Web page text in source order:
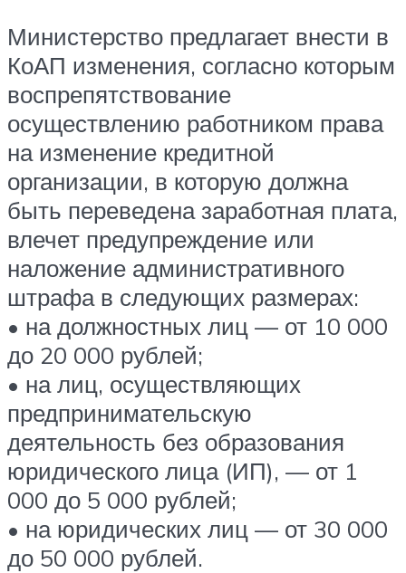
Министерство предлагает внести в
КоАП изменения, согласно которым
воспрепятствование
осуществлению работником права
на изменение кредитной
организации, в которую должна
быть переведена заработная плата,
влечет предупреждение или
наложение административного
штрафа в следующих размерах:
• на должностных лиц — от 10 000
до 20 000 рублей;
• на лиц, осуществляющих
предпринимательскую
деятельность без образования
юридического лица (ИП), — от 1
000 до 5 000 рублей;
• на юридических лиц — от 30 000
до 50 000 рублей.